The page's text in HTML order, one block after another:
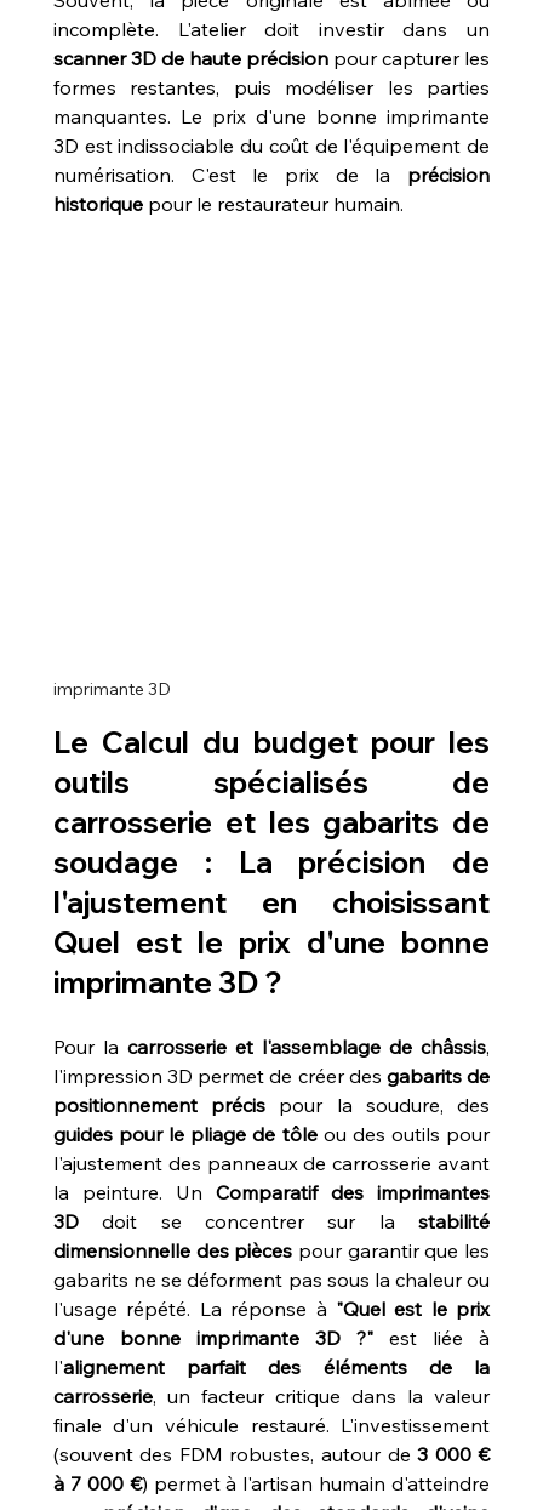
scanner 3D de haute précision pour capturer les
formes restantes, puis modéliser les parties
manquantes. Le prix d'une bonne imprimante
3D est indissociable du coût de l'équipement de
numérisation. C'est le prix de la précision
historique pour le restaurateur humain.
imprimante 3D
Le Calcul du budget pour les
outils spécialisés de
carrosserie et les gabarits de
soudage : La précision de
l'ajustement en choisissant
Quel est le prix d'une bonne
imprimante 3D ?
Pour la carrosserie et l'assemblage de châssis,
l'impression 3D permet de créer des gabarits de
positionnement précis
guides pour le pliage de tôle ou des outils pour
l'ajustement des panneaux de carrosserie avant
la peinture. Un Comparatif des imprimantes
3D doit se concentrer sur la stabilité
dimensionnelle des pièces pour garantir que les
gabarits ne se déforment pas sous la chaleur ou
l'usage répété. La réponse à "Quel est le prix
d'une bonne imprimante 3D ?" est liée à
l'alignement parfait des éléments de la
carrosserie, un facteur critique dans la valeur
finale d'un véhicule restauré. L'investissement
(souvent des FDM robustes, autour de 3 000 €
à 7 000 €) permet à l'artisan humain d'atteindre